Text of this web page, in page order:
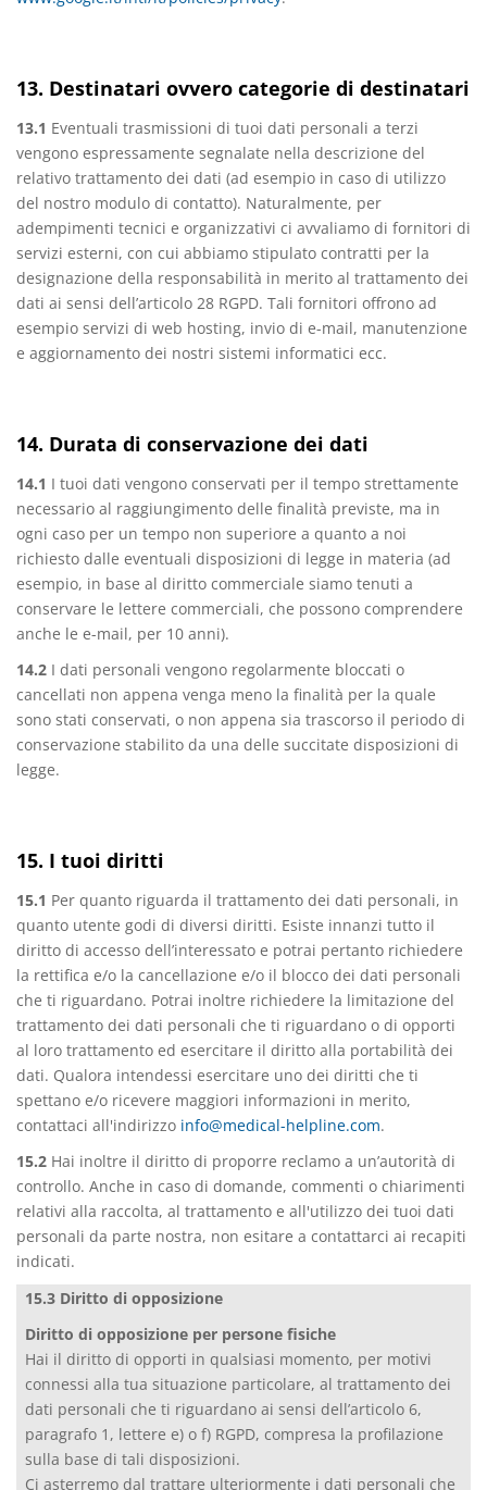
13. Destinatari ovvero categorie di destinatari
13.1 Eventuali trasmissioni di tuoi dati personali a terzi
vengono espressamente segnalate nella descrizione del
relativo trattamento dei dati (ad esempio in caso di utilizzo
del nostro modulo di contatto). Naturalmente, per
adempimenti tecnici e organizzativi ci avvaliamo di fornitori di
servizi esterni, con cui abbiamo stipulato contratti per la
designazione della responsabilità in merito al trattamento dei
dati ai sensi dell’articolo 28 RGPD. Tali fornitori offrono ad
esempio servizi di web hosting, invio di e-mail, manutenzione
e aggiornamento dei nostri sistemi informatici ecc.
14. Durata di conservazione dei dati
14.1 I tuoi dati vengono conservati per il tempo strettamente
necessario al raggiungimento delle finalità previste, ma in
ogni caso per un tempo non superiore a quanto a noi
richiesto dalle eventuali disposizioni di legge in materia (ad
esempio, in base al diritto commerciale siamo tenuti a
conservare le lettere commerciali, che possono comprendere
anche le e-mail, per 10 anni).
14.2 I dati personali vengono regolarmente bloccati o
cancellati non appena venga meno la finalità per la quale
sono stati conservati, o non appena sia trascorso il periodo di
conservazione stabilito da una delle succitate disposizioni di
legge.
15. I tuoi diritti
15.1 Per quanto riguarda il trattamento dei dati personali, in
quanto utente godi di diversi diritti. Esiste innanzi tutto il
diritto di accesso dell’interessato e potrai pertanto richiedere
la rettifica e/o la cancellazione e/o il blocco dei dati personali
che ti riguardano. Potrai inoltre richiedere la limitazione del
trattamento dei dati personali che ti riguardano o di opporti
al loro trattamento ed esercitare il diritto alla portabilità dei
dati. Qualora intendessi esercitare uno dei diritti che ti
spettano e/o ricevere maggiori informazioni in merito,
contattaci all'indirizzo info@medical-helpline.com.
15.2 Hai inoltre il diritto di proporre reclamo a un’autorità di
controllo. Anche in caso di domande, commenti o chiarimenti
relativi alla raccolta, al trattamento e all'utilizzo dei tuoi dati
personali da parte nostra, non esitare a contattarci ai recapiti
indicati.
15.3 Diritto di opposizione
Diritto di opposizione per persone fisiche
Hai il diritto di opporti in qualsiasi momento, per motivi
connessi alla tua situazione particolare, al trattamento dei
dati personali che ti riguardano ai sensi dell’articolo 6,
paragrafo 1, lettere e) o f) RGPD, compresa la profilazione
sulla base di tali disposizioni.
Ci asterremo dal trattare ulteriormente i dati personali che